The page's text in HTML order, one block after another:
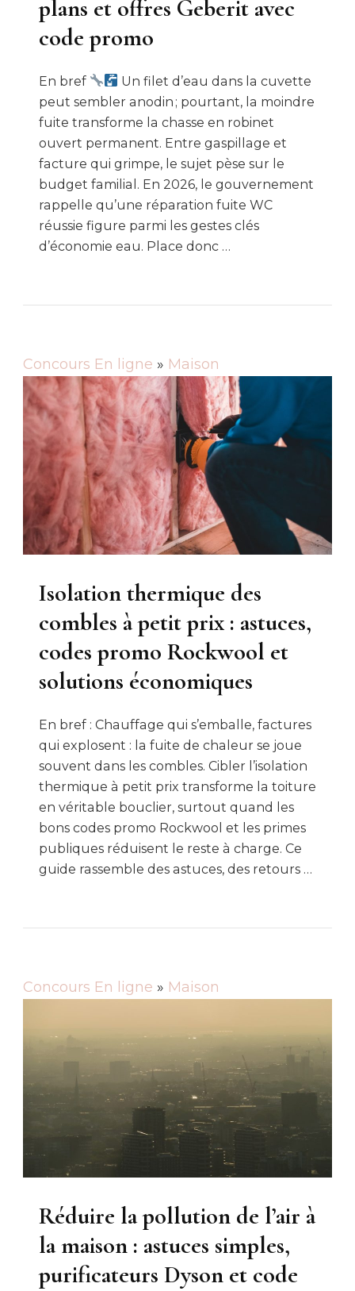
plans et offres Geberit avec
code promo
En bref
Un filet d’eau dans la cuvette
peut sembler anodin ; pourtant, la moindre
fuite transforme la chasse en robinet
ouvert permanent. Entre gaspillage et
facture qui grimpe, le sujet pèse sur le
budget familial. En 2026, le gouvernement
rappelle qu’une réparation fuite WC
réussie figure parmi les gestes clés
d’économie eau. Place donc …
Concours En ligne » Maison
Isolation thermique des
combles à petit prix : astuces,
codes promo Rockwool et
solutions économiques
En bref : Chauffage qui s’emballe, factures
qui explosent : la fuite de chaleur se joue
souvent dans les combles. Cibler l’isolation
thermique à petit prix transforme la toiture
en véritable bouclier, surtout quand les
bons codes promo Rockwool et les primes
publiques réduisent le reste à charge. Ce
guide rassemble des astuces, des retours …
Concours En ligne » Maison
Réduire la pollution de l’air à
la maison : astuces simples,
purificateurs Dyson et code